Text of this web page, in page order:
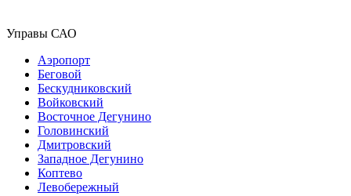
Управы САО
Аэропорт
Беговой
Бескудниковский
Войковский
Восточное Дегунино
Головинский
Дмитровский
Западное Дегунино
Коптево
Левобережный